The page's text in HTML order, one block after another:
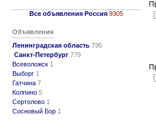
Все объявления Россия 9305
Объявления
Ленинградская область 795
Санкт-Петербург 779
Всеволожск 1
Выборг 1
Гатчина 7
Колпино 5
Сертолово 1
Сосновый Бор 1